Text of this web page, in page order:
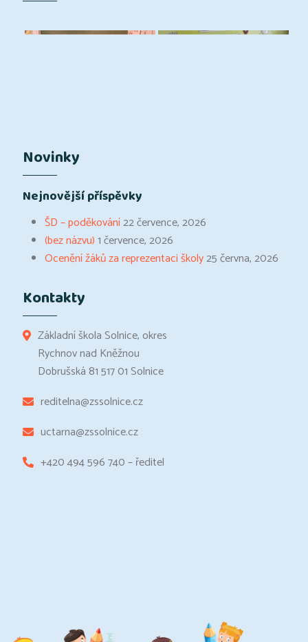
Novinky
Nejnovější příspěvky
ŠD – poděkování22 července, 2026
(bez názvu)1 července, 2026
Ocenění žáků za reprezentaci školy25 června, 2026
Kontakty
Základní škola Solnice, okres
Rychnov nad Kněžnou
Dobrušská 81 517 01 Solnice
reditelna@zssolnice.cz
uctarna@zssolnice.cz
+420 494 596 740 – ředitel